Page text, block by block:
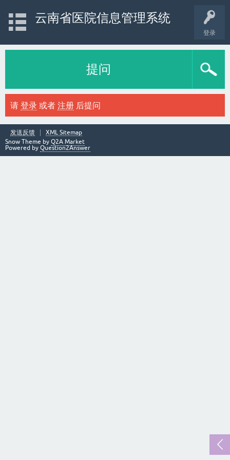
登录
云南省医院信息管理系统
提问
请 登录 或者 注册 后提问
发送反馈
XML Sitemap
Snow Theme by Q2A Market
Powered by Question2Answer